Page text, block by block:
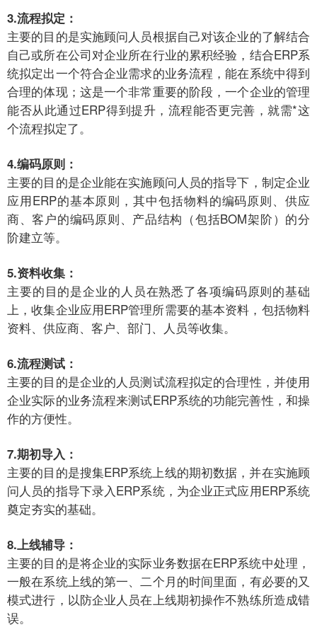
3.流程拟定：
主要的目的是实施顾问人员根据自己对该企业的了解结合
自己或所在公司对企业所在行业的累积经验，结合ERP系
统拟定出一个符合企业需求的业务流程，能在系统中得到
合理的体现；这是一个非常重要的阶段，一个企业的管理
能否从此通过ERP得到提升，流程能否更完善，就需*这
个流程拟定了。
4.编码原则：
主要的目的是企业能在实施顾问人员的指导下，制定企业
应用ERP的基本原则，其中包括物料的编码原则、供应
商、客户的编码原则、产品结构（包括BOM架阶）的分
阶建立等。
5.资料收集：
主要的目的是企业的人员在熟悉了各项编码原则的基础
上，收集企业应用ERP管理所需要的基本资料，包括物料
资料、供应商、客户、部门、人员等收集。
6.流程测试：
主要的目的是企业的人员测试流程拟定的合理性，并使用
企业实际的业务流程来测试ERP系统的功能完善性，和操
作的方便性。
7.期初导入：
主要的目的是搜集ERP系统上线的期初数据，并在实施顾
问人员的指导下录入ERP系统，为企业正式应用ERP系统
奠定夯实的基础。
8.上线辅导：
主要的目的是将企业的实际业务数据在ERP系统中处理，
一般在系统上线的第一、二个月的时间里面，有必要的又
模式进行，以防企业人员在上线期初操作不熟练所造成错
误。